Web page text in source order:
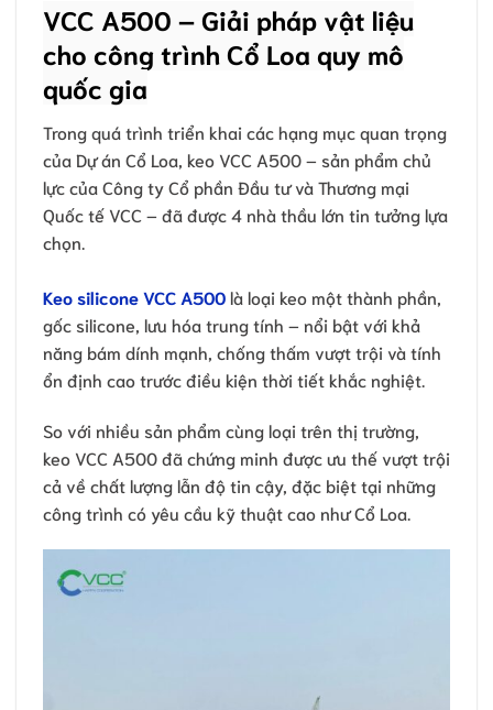
VCC A500 – Giải pháp vật liệu
cho công trình Cổ Loa quy mô
quốc gia
Trong quá trình triển khai các hạng mục quan trọng
của Dự án Cổ Loa, keo VCC A500 – sản phẩm chủ
lực của Công ty Cổ phần Đầu tư và Thương mại
Quốc tế VCC – đã được 4 nhà thầu lớn tin tưởng lựa
chọn.
Keo silicone VCC A500là loại keo một thành phần,
gốc silicone, lưu hóa trung tính – nổi bật với khả
năng bám dính mạnh, chống thấm vượt trội và tính
ổn định cao trước điều kiện thời tiết khắc nghiệt.
So với nhiều sản phẩm cùng loại trên thị trường,
keo VCC A500 đã chứng minh được ưu thế vượt trội
cả về chất lượng lẫn độ tin cậy, đặc biệt tại những
công trình có yêu cầu kỹ thuật cao như Cổ Loa.